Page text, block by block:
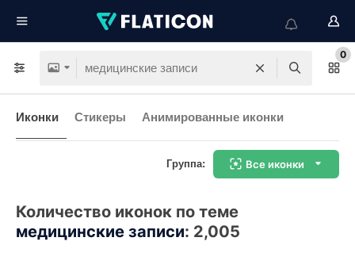
0
Иконки Стикеры Анимированные иконки
Группа: Все иконки
Количество иконок по теме
медицинские записи: 2,005